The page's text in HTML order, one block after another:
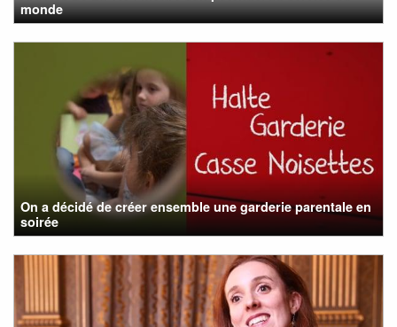
monde
On a décidé de créer ensemble une garderie parentale en
soirée